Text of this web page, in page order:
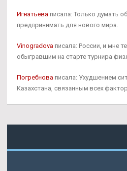
Игнатьева писала: Только думать
предпринимать для нового мира.
Vinogradova писала: России, и мне
обыгравшим на старте турнира
Погребнова писала: Ухудшением
Казахстана, связанным всех